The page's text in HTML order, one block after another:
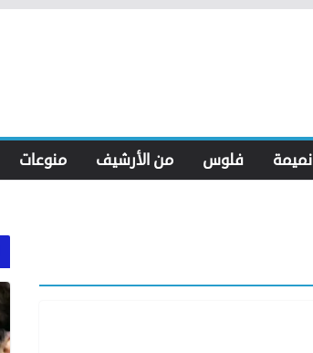
نميمة فلوس من الأرشيف منوعات